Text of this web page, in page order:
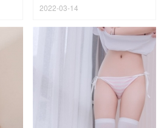
2022-03-14